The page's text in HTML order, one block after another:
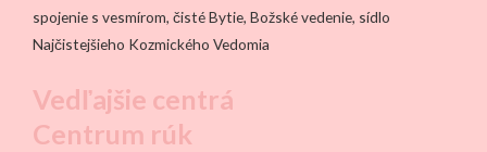
spojenie s vesmírom, čisté Bytie, Božské vedenie, sídlo
Najčistejšieho Kozmického Vedomia
Vedľajšie centrá
Centrum rúk